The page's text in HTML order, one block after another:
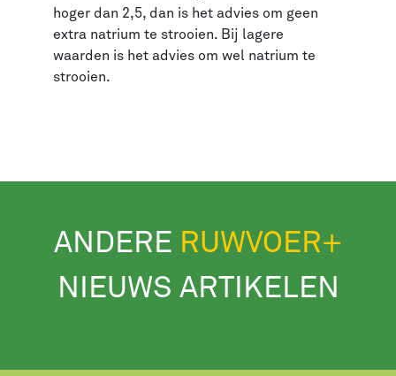
hoger dan 2,5, dan is het advies om geen
extra natrium te strooien. Bij lagere
waarden is het advies om wel natrium te
strooien.
ANDERE RUWVOER+
NIEUWS ARTIKELEN